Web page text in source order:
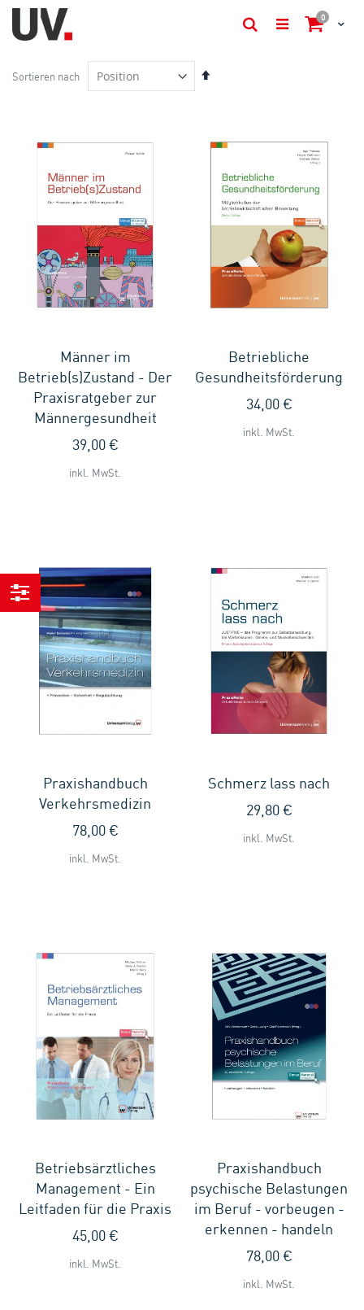
Cart
0items
Suche
Sortieren nach
In
Männer im
Betrieb(s)Zustand - Der
Praxisratgeber zur
Männergesundheit
39,00 €
inkl. MwSt.
Betriebliche
Gesundheitsförderung
34,00 €
inkl. MwSt.
Praxishandbuch
Verkehrsmedizin
78,00 €
inkl. MwSt.
Schmerz lass nach
29,80 €
inkl. MwSt.
Betriebsärztliches
Management - Ein
Leitfaden für die Praxis
45,00 €
inkl. MwSt.
Praxishandbuch
psychische Belastungen
im Beruf - vorbeugen -
erkennen - handeln
78,00 €
inkl. MwSt.
Einkaufen